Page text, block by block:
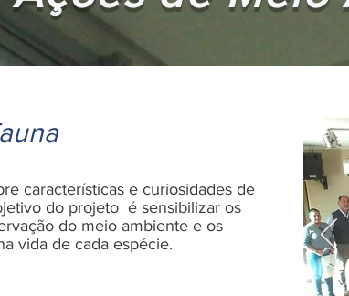
características e curiosidades de
do projeto é sensibilizar os
do meio ambiente e os
vida de cada espécie.